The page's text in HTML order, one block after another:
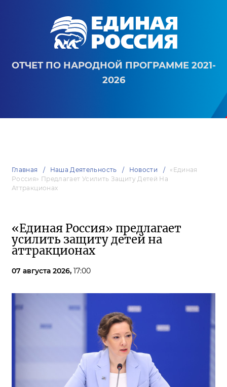
ОТЧЕТ ПО НАРОДНОЙ ПРОГРАММЕ 2021-
2026
Главная Наша Деятельность Новости
«Единая
Россия» Предлагает Усилить Защиту Детей На
Аттракционах
«Единая Россия» предлагает
усилить защиту детей на
аттракционах
07 августа 2026, 17:00